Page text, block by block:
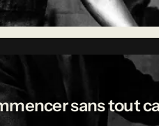
sans tout